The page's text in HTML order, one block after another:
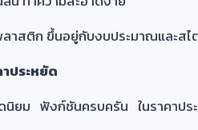
าสติก ขึ้นอยู่กับงบประมาณและส
ประหยัด
นิยม ฟังก์ชันครบครัน ในราคาป